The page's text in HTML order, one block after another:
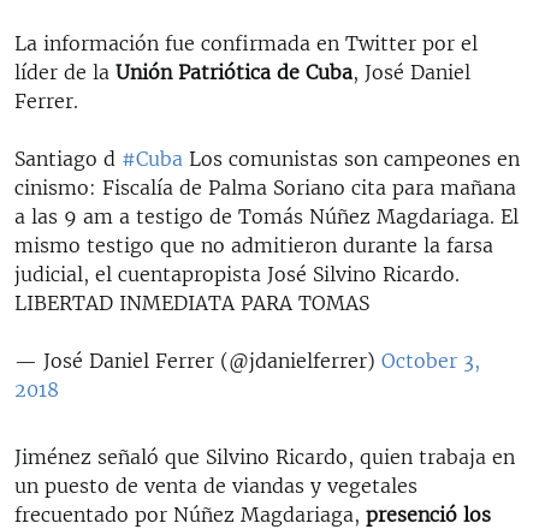
La información fue confirmada en Twitter por el
líder de la Unión Patriótica de Cuba, José Daniel
Ferrer.
Santiago d #Cuba Los comunistas son campeones en
cinismo: Fiscalía de Palma Soriano cita para mañana
a las 9 am a testigo de Tomás Núñez Magdariaga. El
mismo testigo que no admitieron durante la farsa
judicial, el cuentapropista José Silvino Ricardo.
LIBERTAD INMEDIATA PARA TOMAS
— José Daniel Ferrer (@jdanielferrer) October 3,
2018
Jiménez señaló que Silvino Ricardo, quien trabaja en
un puesto de venta de viandas y vegetales
frecuentado por Núñez Magdariaga, presenció los